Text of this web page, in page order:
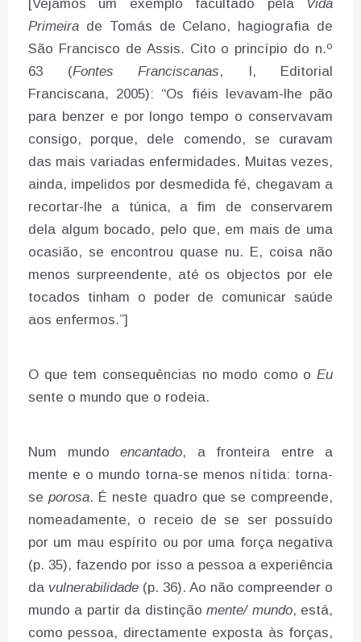
[Vejamos um exemplo facultado pela Vida
Primeira de Tomás de Celano, hagiografia de
São Francisco de Assis. Cito o princípio do n.º
63 (Fontes Franciscanas, I, Editorial
Franciscana, 2005): “Os fiéis levavam-lhe pão
para benzer e por longo tempo o conservavam
consigo, porque, dele comendo, se curavam
das mais variadas enfermidades. Muitas vezes,
ainda, impelidos por desmedida fé, chegavam a
recortar-lhe a túnica, a fim de conservarem
dela algum bocado, pelo que, em mais de uma
ocasião, se encontrou quase nu. E, coisa não
menos surpreendente, até os objectos por ele
tocados tinham o poder de comunicar saúde
aos enfermos.”]
O que tem consequências no modo como o Eu
sente o mundo que o rodeia.
Num mundo encantado, a fronteira entre a
mente e o mundo torna-se menos nítida: torna-
seporosa. É neste quadro que se compreende,
nomeadamente, o receio de se ser possuído
por um mau espírito ou por uma força negativa
(p. 35), fazendo por isso a pessoa a experiência
da vulnerabilidade (p. 36). Ao não compreender o
mundo a partir da distinçãomente/ mundo, está,
como pessoa, directamente exposta às forças,